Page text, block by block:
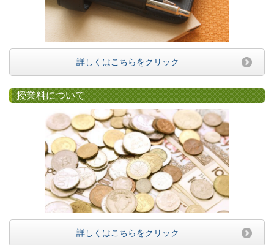
詳しくはこちらをクリック
授業料について
詳しくはこちらをクリック